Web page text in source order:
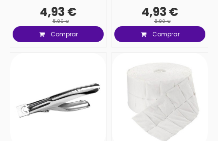
4,93 €
5,80 €
Comprar
4,93 €
5,80 €
Comprar